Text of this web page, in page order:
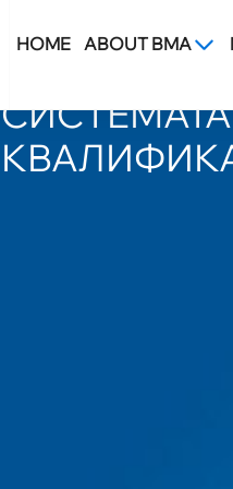
HOME ABOUT BMA
БЛС